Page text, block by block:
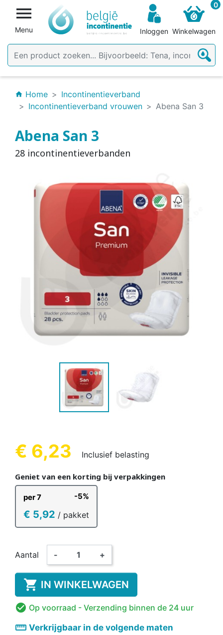

Menu Inloggen
0
Winkelwagen
home Home
Incontinentieverband
Incontinentieverband vrouwen
Abena San 3
Abena San 3
28 incontinentieverbanden
€ 6,23 Inclusief belasting
Geniet van een korting bij verpakkingen
per 7 -5%
€ 5,92 / pakket
Aantal - +
 IN WINKELWAGEN
 Op voorraad - Verzending binnen de 24 uur
straighten Verkrijgbaar in de volgende maten